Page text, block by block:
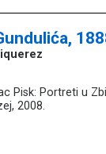
Pisk: Portreti u
2008.